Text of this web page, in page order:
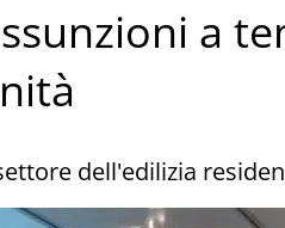
a
dell'edilizia